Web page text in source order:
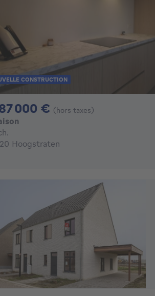
CONSTRUCTION
000 € 487000€
(hors taxes)
Hoogstraten